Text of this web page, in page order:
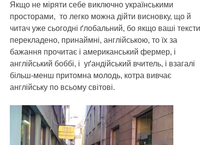
Якщо не міряти себе виключно українськими
просторами, то легко можна дійти висновку, що й
читач уже сьогодні ґлобальний, бо якщо ваші тексти
перекладено, принаймні, англійською, то їх за
бажання прочитає і американський фермер, і
англійський боббі, і уґандійський вчитель, і взагалі
більш-менш притомна молодь, котра вивчає
англійську по всьому світові.